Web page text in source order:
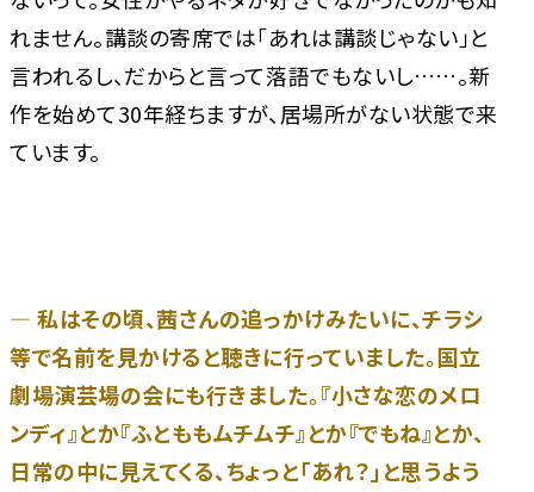
れません。講談の寄席では「あれは講談じゃない」と
言われるし、だからと言って落語でもないし……。新
作を始めて30年経ちますが、居場所がない状態で来
ています。
― 私はその頃、茜さんの追っかけみたいに、チラシ
等で名前を見かけると聴きに行っていました。国立
劇場演芸場の会にも行きました。『小さな恋のメロ
ンディ』とか『ふとももムチムチ』とか『でもね』とか、
日常の中に見えてくる、ちょっと「あれ？」と思うよう